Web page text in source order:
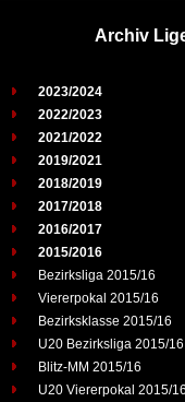
Archiv
2023/2024
2022/2023
2021/2022
2019/2021
2018/2019
2017/2018
2016/2017
2015/2016
Bezirksliga 2015/16
Viererpokal 2015/16
Bezirksklasse 2015/16
U20 Bezirksliga 2015/16
Blitz-MM 2015/16
U20 Viererpokal 2015/16